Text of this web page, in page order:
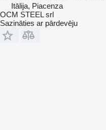
Itālija, Piacenza
OCM STEEL srl
Sazināties ar pārdevēju